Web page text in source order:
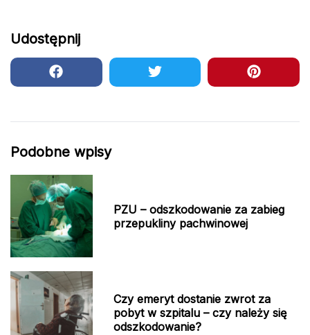
Udostępnij
Podobne wpisy
PZU – odszkodowanie za zabieg
przepukliny pachwinowej
Czy emeryt dostanie zwrot za
pobyt w szpitalu – czy należy się
odszkodowanie?